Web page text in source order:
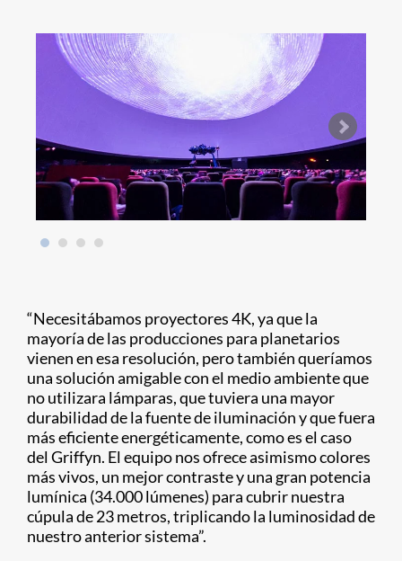
“Necesitábamos proyectores 4K, ya que la
mayoría de las producciones para planetarios
vienen en esa resolución, pero también queríamos
una solución amigable con el medio ambiente que
no utilizara lámparas, que tuviera una mayor
durabilidad de la fuente de iluminación y que fuera
más eficiente energéticamente, como es el caso
del Griffyn. El equipo nos ofrece asimismo colores
más vivos, un mejor contraste y una gran potencia
lumínica (34.000 lúmenes) para cubrir nuestra
cúpula de 23 metros, triplicando la luminosidad de
nuestro anterior sistema”.